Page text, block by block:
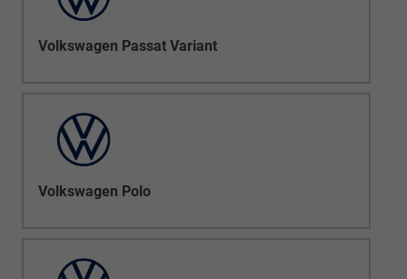
Volkswagen Passat Variant
Volkswagen Polo